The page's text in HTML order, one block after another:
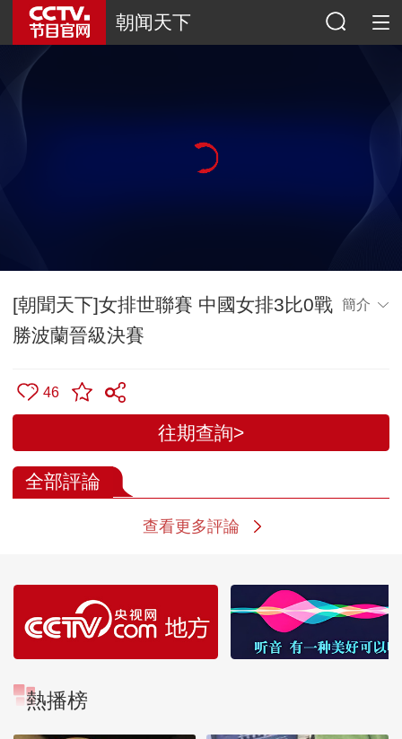
朝闻天下
[朝聞天下]女排世聯賽 中國女排3比0戰
勝波蘭晉級決賽
簡介
46
往期查詢>
全部評論
查看更多評論
熱播榜